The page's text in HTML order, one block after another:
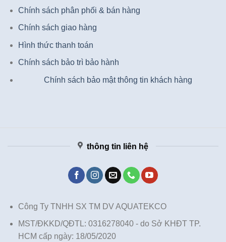
Chính sách phân phối & bán hàng
Chính sách giao hàng
Hình thức thanh toán
Chính sách bảo trì bảo hành
Chính sách bảo mật thông tin khách hàng
thông tin liên hệ
Công Ty TNHH SX TM DV AQUATEKCO
MST/ĐKKD/QĐTL: 0316278040 - do Sở KHĐT TP.
HCM cấp ngày: 18/05/2020